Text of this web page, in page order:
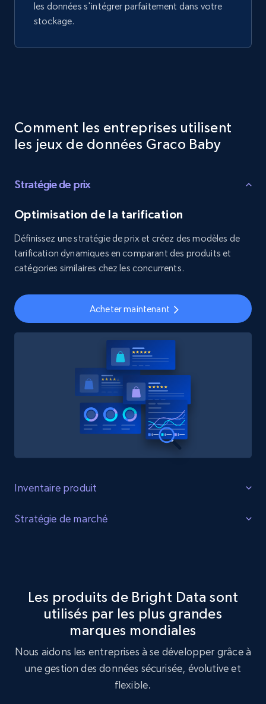
les données s'intégrer parfaitement dans votre
stockage.
Comment les entreprises utilisent
les jeux de données Graco Baby
Stratégie de prix
Optimisation de la tarification
Définissez une stratégie de prix et créez des modèles de
tarification dynamiques en comparant des produits et
catégories similaires chez les concurrents.
Acheter maintenant
Inventaire produit
Identifier les lacunes
Acheter maintenant
Stratégie de marché
tendances clés et les préférences des clients.
Les produits de Bright Data sont
utilisés par les plus grandes
marques mondiales
Nous aidons les entreprises à se développer grâce à
une gestion des données sécurisée, évolutive et
flexible.